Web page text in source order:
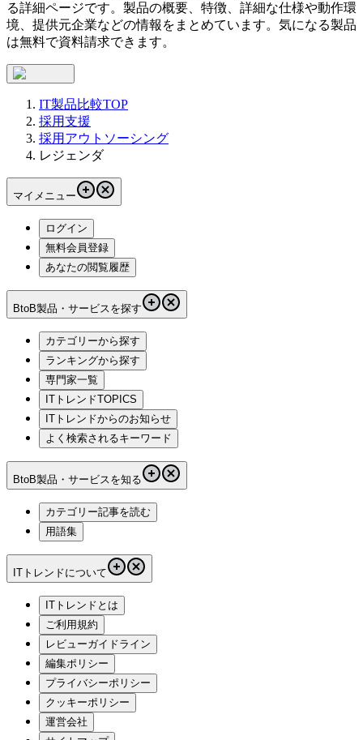
る詳細ページです。製品の概要、特徴、詳細な仕様や動作環
境、提供元企業などの情報をまとめています。気になる製品
は無料で資料請求できます。
IT製品比較TOP
採用支援
採用アウトソーシング
レジェンダ
マイメニュー
ログイン
無料会員登録
あなたの閲覧履歴
BtoB製品・サービスを探す
カテゴリーから探す
ランキングから探す
専門家一覧
ITトレンドTOPICS
ITトレンドからのお知らせ
よく検索されるキーワード
BtoB製品・サービスを知る
カテゴリー記事を読む
用語集
ITトレンドについて
ITトレンドとは
ご利用規約
レビューガイドライン
編集ポリシー
プライバシーポリシー
クッキーポリシー
運営会社